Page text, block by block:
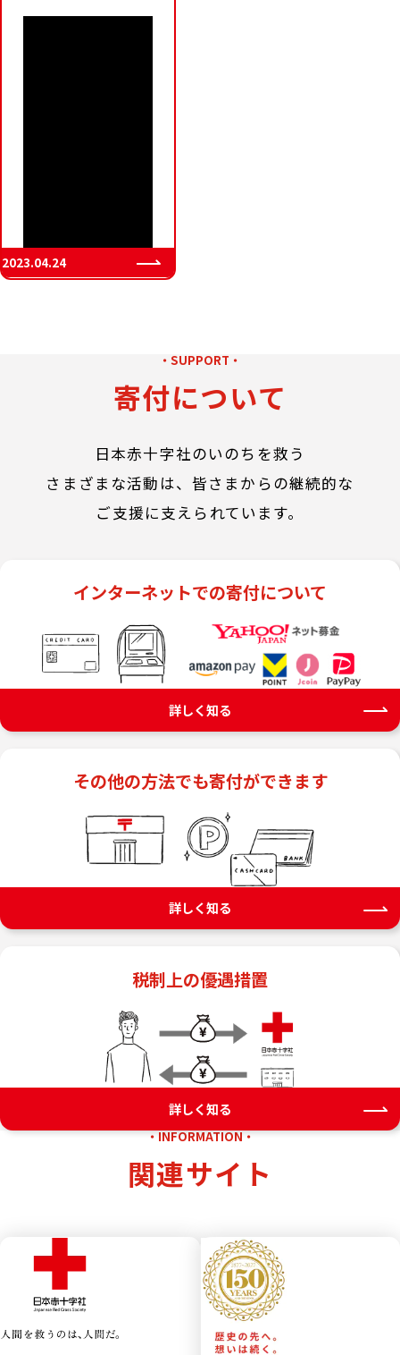
2023.04.24
・SUPPORT・
寄付について
日本赤十字社のいのちを救う
さまざまな活動は、 皆さまからの継続的な
ご支援に支えられています。
インターネットでの寄付について
詳しく知る
その他の方法でも寄付ができます
詳しく知る
税制上の優遇措置
詳しく知る
・INFORMATION・
関連サイト